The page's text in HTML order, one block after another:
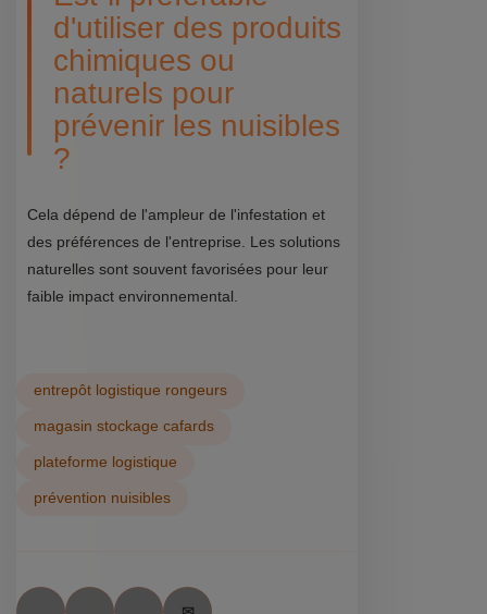
d'utiliser des produits
chimiques ou
naturels pour
prévenir les nuisibles
?
Cela dépend de l'ampleur de l'infestation et
des préférences de l'entreprise. Les solutions
naturelles sont souvent favorisées pour leur
faible impact environnemental.
entrepôt logistique rongeurs
magasin stockage cafards
plateforme logistique
prévention nuisibles